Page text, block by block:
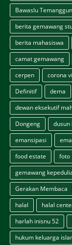
Bawaslu
berita gemawang
berita mahasiswa
camat gemawang
cerpen
corona
Definitif
dema
dewan eksekutif
Dongeng
dusun
emansipasi
food estate
foto
gemawang
Gerakan Membaca
halal
halal
harlah inisnu 52
hukum keluarga